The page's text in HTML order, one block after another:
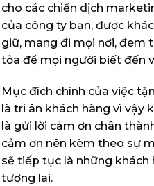
cho các chiến dịch
của công ty bạn, được
giữ, mang đi mọi nơi, đem
tỏa để mọi người biết đến
Mục đích chính của việc
là tri ân khách hàng vì vậy
là gửi lời cảm ơn chân
cảm ơn nên kèm theo sự
sẽ tiếp tục là những
tương lai.